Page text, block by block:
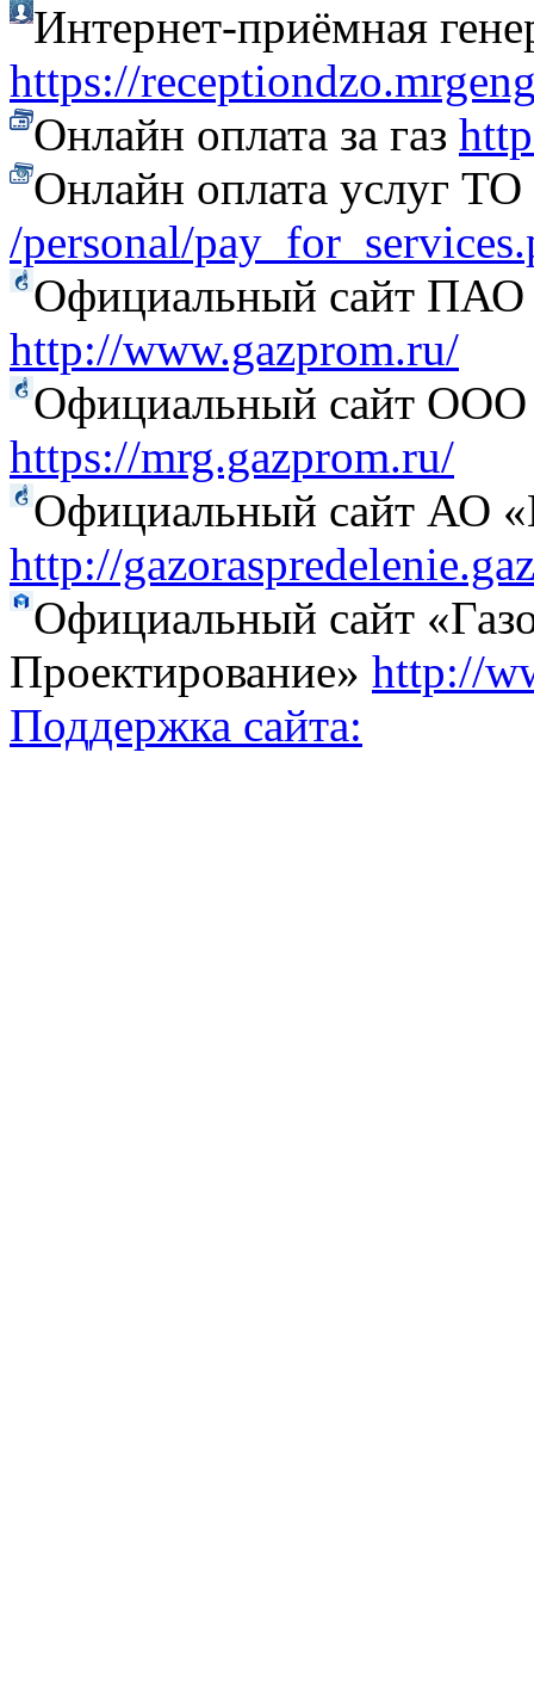
Интернет-приёмная
https://
Онлайн оплата за газ
Онлайн оплата услуг
/personal/
Официальный сайт ПАО
http://www.gazprom.ru/
Официальный сайт ООО
https://mrg.gazprom.ru/
Официальный сайт АО
http://
Официальный сайт
Проектирование» http://
Поддержка сайта: